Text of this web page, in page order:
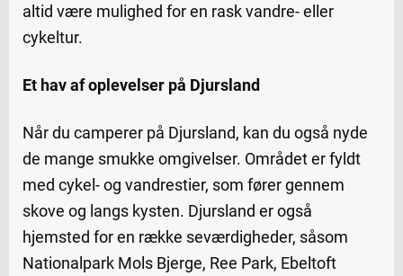
altid være mulighed for en rask vandre- eller
cykeltur.
Et hav af oplevelser på Djursland
Når du camperer på Djursland, kan du også nyde
de mange smukke omgivelser. Området er fyldt
med cykel- og vandrestier, som fører gennem
skove og langs kysten. Djursland er også
hjemsted for en række seværdigheder, såsom
Nationalpark Mols Bjerge, Ree Park, Ebeltoft